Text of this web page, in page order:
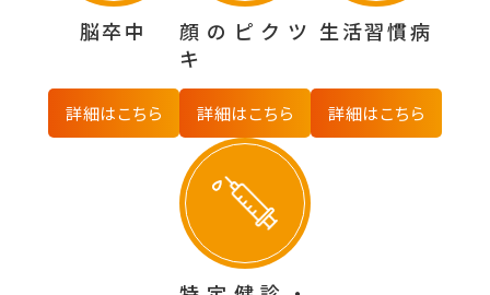
脳卒中
詳細はこちら
顔のピクツ
キ
詳細はこちら
生活習慣病
詳細はこちら